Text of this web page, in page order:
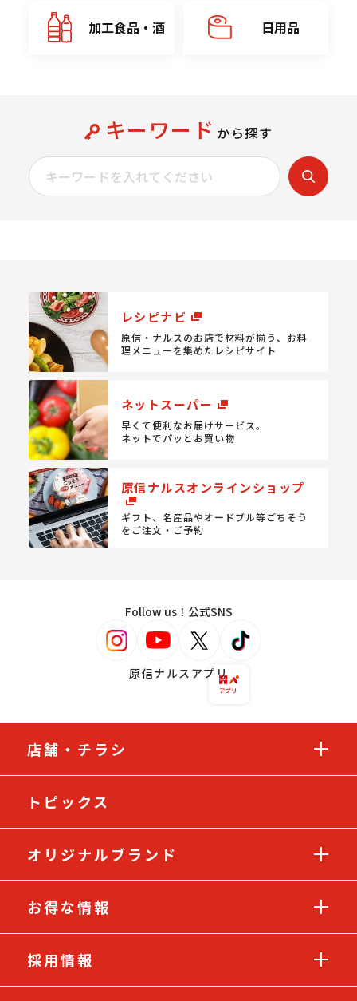
加工食品・酒 日用品
キーワード から探す
レシピナビ
原信・ナルスのお店で材料が揃う、 お料
理メニューを集めたレシピサイト
ネットスーパー
早くて便利なお届けサービス。
ネットでパッとお買い物
原信ナルスオンラインショップ
ギフト、名産品やオードブル等ごちそう
をご注文・ご予約
Follow us！公式SNS
原信ナルスアプリ
店舗・チラシ
トピックス
オリジナルブランド
お得な情報
採用情報